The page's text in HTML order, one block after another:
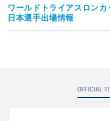
ワールドトライアスロン
日本選手出場情報
OFFICIAL